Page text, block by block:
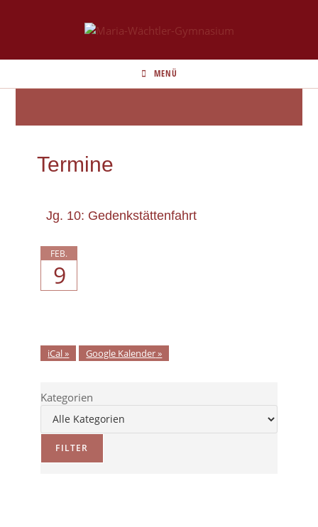
MENÜ
Termine
Jg. 10: Gedenkstättenfahrt
FEB.
9
iCal Google Kalender
Kategorien
FILTER